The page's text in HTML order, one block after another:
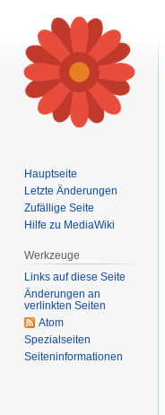
Hauptseite
Letzte Änderungen
Zufällige Seite
Hilfe zu MediaWiki
Werkzeuge
Links auf diese Seite
Änderungen an
verlinkten Seiten
Atom
Spezialseiten
Seiten­informationen